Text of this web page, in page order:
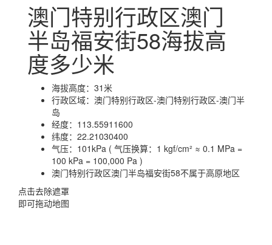
澳门特别行政区澳门
半岛福安街58海拔高
度多少米
海拔高度： 31米
行政区域： 澳门特别行政区-澳门特别行政区-澳门半
岛
经度： 113.55911600
纬度： 22.21030400
气压： 101kPa ( 气压换算：1 kgf/cm² ≈ 0.1 MPa =
100 kPa = 100,000 Pa )
澳门特别行政区澳门半岛福安街58不属于高原地区
点击去除遮罩
即可拖动地图